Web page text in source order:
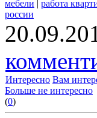
мебели | работа
россии
Интересно Вам
Больше не интересно
(0)